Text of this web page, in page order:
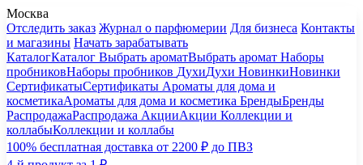
Москва
Отследить заказ Журнал о парфюмерии Для бизнеса Контакты
и магазины Начать зарабатывать
КаталогКаталог Выбрать ароматВыбрать аромат Наборы
пробниковНаборы пробников ДухиДухи НовинкиНовинки
СертификатыСертификаты Ароматы для дома и
косметикаАроматы для дома и косметика БрендыБренды
РаспродажаРаспродажа АкцииАкции Коллекции и
коллабыКоллекции и коллабы
100% бесплатная доставка от 2200 ₽ до ПВЗ